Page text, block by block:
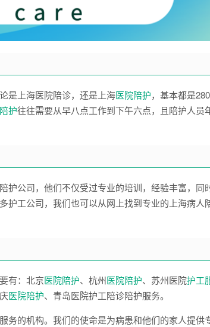
是上海医院陪诊，还是上海医院陪护，基本都是
护往往需要从早八点工作到下午六点，且陪护人员
护公司，他们不仅受过专业的培训，经验丰富，同
护工公司，我们也可以从网上找到专业的上海病人
有：北京医院陪护、杭州医院陪护、苏州医院护工
医院陪护、青岛医院护工陪诊陪护服务。
务的机构。我们的使命是为病患和他们的家人提供